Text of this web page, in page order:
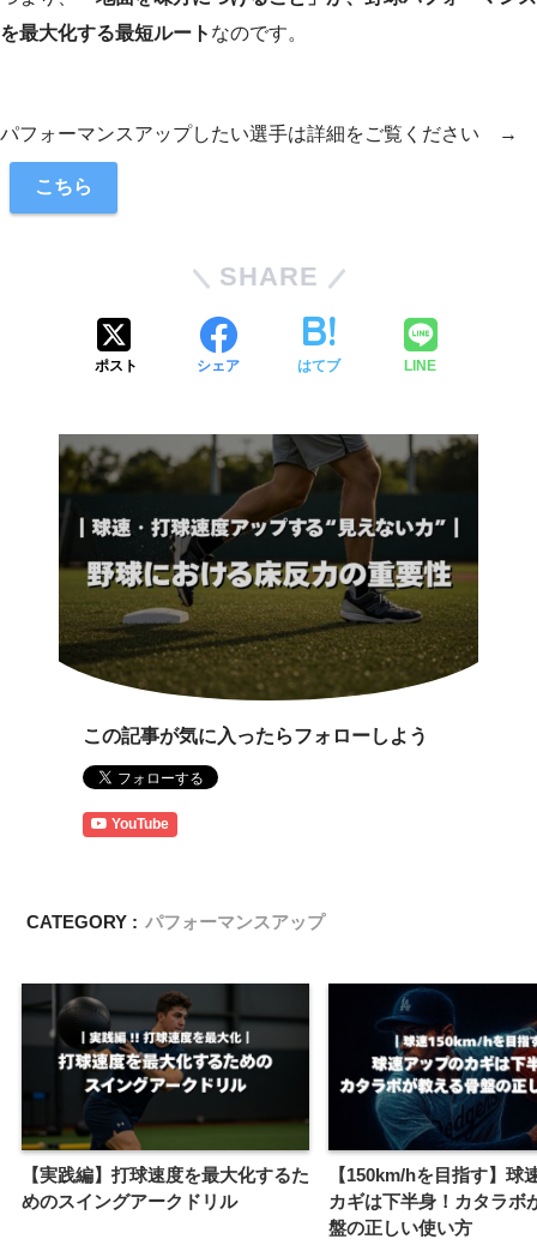
を最大化する最短ルート なのです。
パフォーマンスアップしたい選手は詳細をご覧ください →
こちら
SHARE
ポスト シェア はてブ LINE
この記事が気に入ったらフォローしよう
YouTube
CATEGORY : パフォーマンスアップ
【実践編】打球速度を最大化するた
めのスイングアークドリル
【150km/hを目指す】球
カギは下半身！カタラボ
盤の正しい使い方